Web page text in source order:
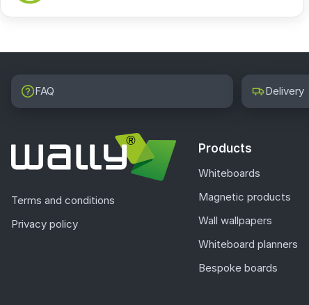
FAQ Delivery
Terms and conditions
Privacy policy
Products
Whiteboards
Magnetic products
Wall wallpapers
Whiteboard planners
Bespoke boards